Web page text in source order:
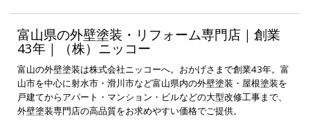
富山県の外壁塗装・リフォーム専門店｜創業
43年｜（株）ニッコー
富山の外壁塗装は株式会社ニッコーへ。おかげさまで創業43年。富
山市を中心に射水市・滑川市など富山県内の外壁塗装・屋根塗装を
戸建てからアパート・マンション・ビルなどの大型改修工事まで、
外壁塗装専門店の高品質をお求めやすい価格でご提供。